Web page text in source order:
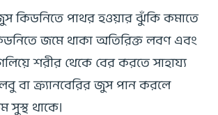
কিডনিতে পাথর হওয়ার ঝুঁকি কমাতে
জমে থাকা অতিরিক্ত লবণ এবং
শরীর থেকে বের করতে সাহায্য
বা ক্র্যানবেরির জুস পান করলে
সুস্থ থাকে।